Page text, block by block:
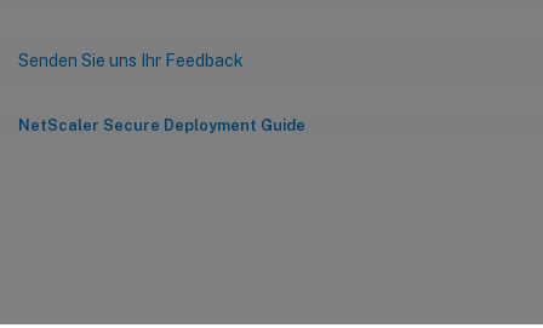
Senden Sie uns Ihr Feedback
NetScaler Secure Deployment Guide